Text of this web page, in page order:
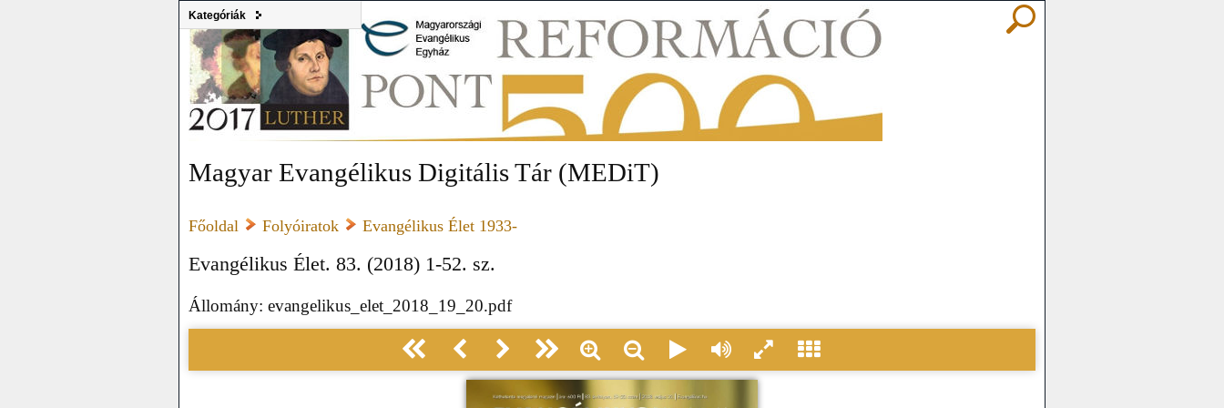
Kategóriák
Magyar Evangélikus Digitális Tár (MEDiT)
Főoldal Folyóiratok Evangélikus Élet 1933-
Evangélikus Élet. 83. (2018) 1-52. sz.
Állomány: evangelikus_elet_2018_19_20.pdf